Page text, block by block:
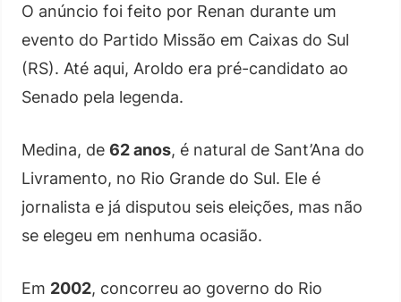
O anúncio foi feito por Renan durante um
evento do Partido Missão em Caixas do Sul
(RS). Até aqui, Aroldo era pré-candidato ao
Senado pela legenda.
Medina, de 62 anos, é natural de Sant’Ana do
Livramento, no Rio Grande do Sul. Ele é
jornalista e já disputou seis eleições, mas não
se elegeu em nenhuma ocasião.
Em 2002, concorreu ao governo do Rio